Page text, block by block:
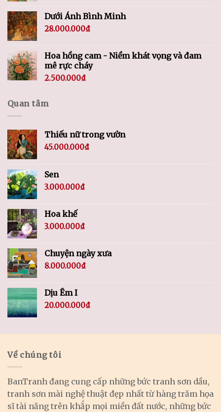
Dưới Ánh Bình Minh
28.000.000₫
Hoa hồng cam - Niềm khát vọng và đam
mê rực cháy
2.500.000₫
Quan tâm
Thiếu nữ trong vườn
45.000.000₫
Sen
3.000.000₫
Hoa khế
3.000.000₫
Chuyện ngày xưa
8.000.000₫
Dịu Êm I
20.000.000₫
Về chúng tôi
BanTranh đang cung cấp những bức tranh sơn dầu,
tranh sơn mài nghệ thuật đẹp nhất từ hàng trăm họa
sĩ tài năng trên khắp mọi miền đất nước, những bức